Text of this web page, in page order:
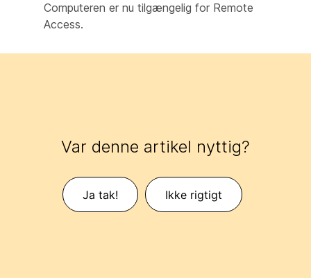
Computeren er nu tilgængelig for Remote
Access.
Var denne artikel nyttig?
Ja tak! Ikke rigtigt